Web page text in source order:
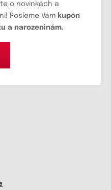
o novinkách a
Pošleme Vám kupón
a narozeninám.